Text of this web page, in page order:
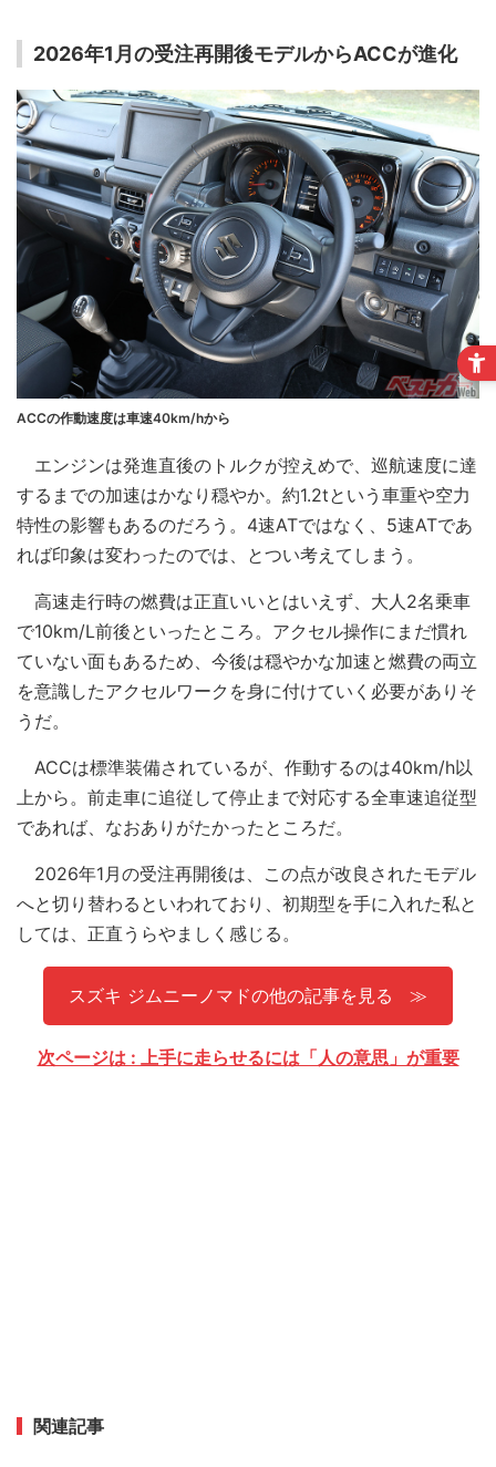
2026年1月の受注再開後モデルからACCが進化
ACCの作動速度は車速40km/hから
エンジンは発進直後のトルクが控えめで、巡航速度に達
するまでの加速はかなり穏やか。約1.2tという車重や空力
特性の影響もあるのだろう。4速ATではなく、5速ATであ
れば印象は変わったのでは、とつい考えてしまう。
高速走行時の燃費は正直いいとはいえず、大人2名乗車
で10km/L前後といったところ。アクセル操作にまだ慣れ
ていない面もあるため、今後は穏やかな加速と燃費の両立
を意識したアクセルワークを身に付けていく必要がありそ
うだ。
ACCは標準装備されているが、作動するのは40km/h以
上から。前走車に追従して停止まで対応する全車速追従型
であれば、なおありがたかったところだ。
2026年1月の受注再開後は、この点が改良されたモデル
へと切り替わるといわれており、初期型を手に入れた私と
しては、正直うらやましく感じる。
スズキ ジムニーノマドの他の記事を見る
次ページは : 上手に走らせるには「人の意思」が重要
関連記事